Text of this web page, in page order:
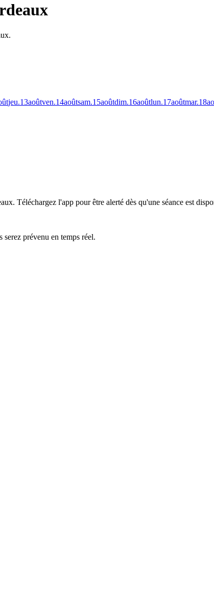
jeu.13aoûtven.14aoûtsam.15aoûtdim.16aoûtlun.17aoûtmar.18
Téléchargez l'app pour être alerté dès qu'une séance est
prévenu en temps réel.